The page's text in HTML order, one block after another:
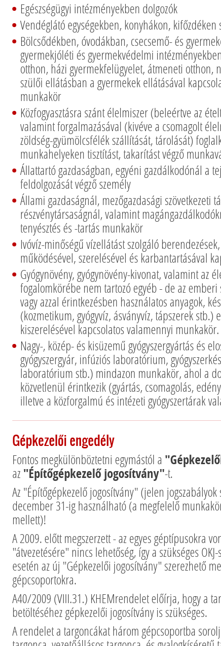
Egészségügyi intézményekben dolgozók
Vendéglátó egységekben, konyhákon, kifőzdéken
Bölcsődékben, óvodákban, csecsemő- és
gyermekjóléti és gyermekvédelmi
otthon, házi gyermekfelügyelet, átmeneti otthon,
szülői ellátásban a gyermekek ellátásával
munkakör
Közfogyasztásra szánt élelmiszer (beleértve az
valamint forgalmazásával (kivéve a csomagolt
zöldség-gyümölcsfélék szállítását, tárolását)
munkahelyeken tisztítást, takarítást végző
Állattartó gazdaságban, egyéni gazdálkodónál a
feldolgozását végző személy
Állami gazdaságnál, mezőgazdasági szövetkezeti
részvénytársaságnál, valamint
tenyésztés és -tartás munkakör
Ivóvíz-minőségű vízellátást szolgáló
működésével, szerelésével és karbantartásával
Gyógynövény, gyógynövény-kivonat, valamint az
fogalomkörébe nem tartozó egyéb - de az emberi
vagy azzal érintkezésben használatos anyagok,
(kozmetikum, gyógyvíz, ásványvíz, tápszerek stb.)
kiszerelésével kapcsolatos valamennyi munkakör.
Nagy-, közép- és kisüzemű gyógyszergyártás és
gyógyszergyár, infúziós laboratórium,
laboratórium stb.) mindazon munkakör, ahol a
közvetlenül érintkezik (gyártás, csomagolás,
illetve a közforgalmú és intézeti gyógyszertárak
Gépkezelői engedély
Fontos megkülönböztetni egymástól a
az "Építőgépkezelő jogosítvány"-t.
Az "Építőgépkezelő jogosítvány" (jelen
december 31-ig használható (a megfelelő
mellett)!
A 2009. előtt megszerzett - az egyes géptípusokra
"átvezetésére" nincs lehetőség, így a szükséges
esetén az új "Gépkezelői jogosítvány" szerezhető
gépcsoportokra.
A40/2009 (VIII.31.) KHEMrendelet előírja, hogy a
betöltéséhez gépkezelői jogosítvány is szükséges.
A rendelet a targoncákat három gépcsoportba